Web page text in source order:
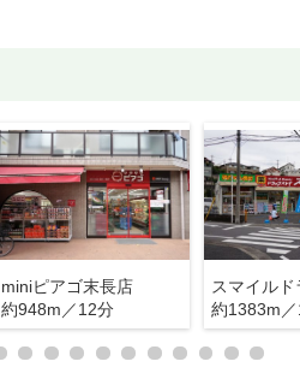
miniピアゴ末長店
約948m／12分
約1383m